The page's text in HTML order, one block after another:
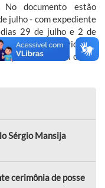
documento estão
julho - com expediente
29 de julho e 2 de
11h. As atividades
que coincidirem com o
Sérgio Mansija
cerimônia de posse